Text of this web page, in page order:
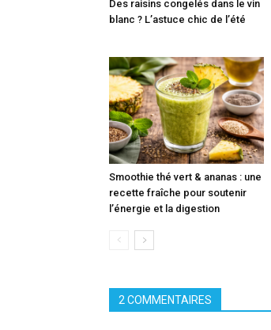
Des raisins congelés dans le vin
blanc ? L’astuce chic de l’été
Smoothie thé vert & ananas : une
recette fraîche pour soutenir
l’énergie et la digestion
2 COMMENTAIRES